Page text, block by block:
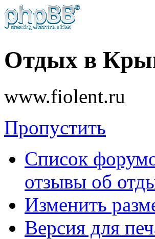
Отдых в
www.fiolent.ru
Пропустить
Список
отзывы об
Изменить
Версия для